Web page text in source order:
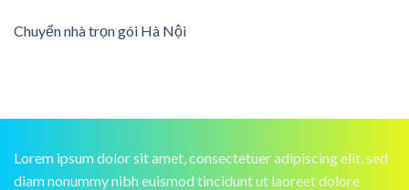
Chuyển nhà trọn gói Hà Nội
Lorem ipsum dolor sit amet, consectetuer adipiscing elit, sed
diam nonummy nibh euismod tincidunt ut laoreet dolore